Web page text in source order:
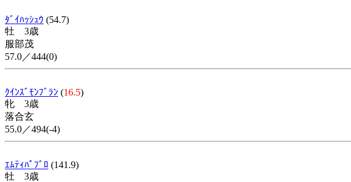
ﾀﾞｲﾊｯｼｭｳ (54.7)
牡 3歳
服部茂
57.0／444(0)
ｸｲﾝｽﾞﾓﾝﾌﾞﾗﾝ (16.5)
牝 3歳
落合玄
55.0／494(-4)
ｴﾑﾃｨﾊﾟﾌﾞﾛ (141.9)
牡 3歳